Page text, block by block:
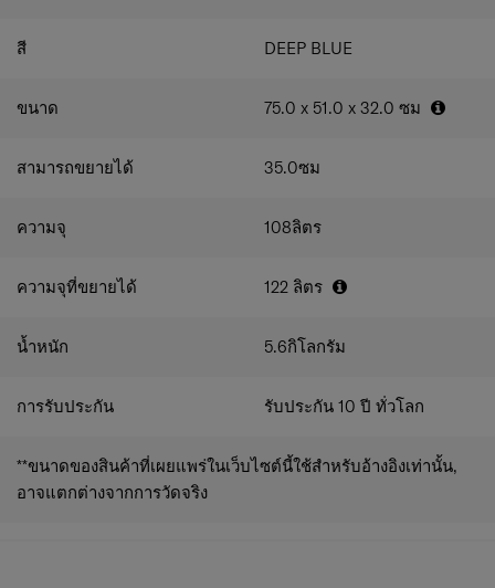
ออกแบบที่กลมกลืน นวัตกรรมการผลิต รวมถึงรายละเอียดอัน
​คุณสมบัติภายใน
จุลินทรีย์ Microban พร้อมด้วยโลโก้แซมโซไนท์ปั๊มนูน
ใส่ของเปียก และตะขอแขวน
ผ้าบุผิวพีชสีเทาอ่อนให้สัมผัสนุ่มมือและความรู้สึกสดชื่น
และผ้าบุสีดำที่ฐานของช่องเก็บของเพื่อให้ความรู้สึก
สี DEEP BLUE
ขนาด 75.0 x 51.0 x 32.0 ซม
สามารถขยายได้ 35.0ซม
ความจุ 108ลิตร
ความจุที่ขยายได้ 122 ลิตร
น้ำหนัก 5.6กิโลกรัม
การรับประกัน รับประกัน 10 ปี ทั่วโลก
**ขนาดของสินค้าที่เผยแพร่ในเว็บไซต์นี้ใช้สำหรับอ้างอิงเท่านั้น,
อาจแตกต่างจากการวัดจริง